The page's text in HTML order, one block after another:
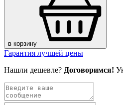
в корзину
Гарантия лучшей цены
Нашли дешевле? Договоримся!